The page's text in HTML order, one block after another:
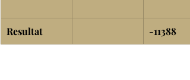
Resultat -11388